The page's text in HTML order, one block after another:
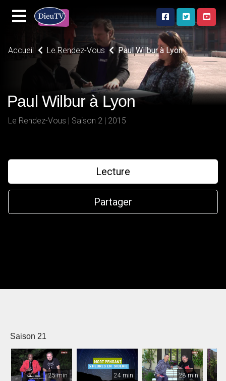
Accueil Le Rendez-Vous Paul Wilbur à Lyon
Paul Wilbur à Lyon
Le Rendez-Vous | Saison 2 | 2015
Lecture
Partager
Saison 21
25 min 24 min 28 min